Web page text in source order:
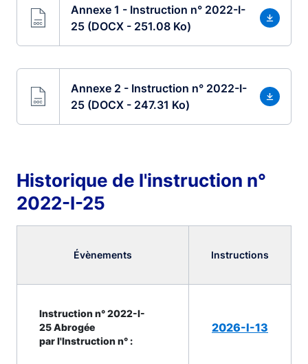
Annexe 1 - Instruction n° 2022-I-
25 (DOCX - 251.08 Ko)
Annexe 2 - Instruction n° 2022-I-
25 (DOCX - 247.31 Ko)
Historique de l'instruction n°
2022-I-25
Évènements Instructions
Instruction n° 2022-I-
25 Abrogée
par l'Instruction n° :
2026-I-13